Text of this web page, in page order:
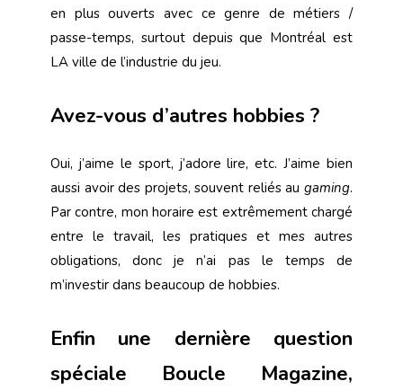
en plus ouverts avec ce genre de métiers /
passe-temps, surtout depuis que Montréal est
LA ville de l’industrie du jeu.
Avez-vous d’autres hobbies ?
Oui, j’aime le sport, j’adore lire, etc. J’aime bien
aussi avoir des projets, souvent reliés au gaming.
Par contre, mon horaire est extrêmement chargé
entre le travail, les pratiques et mes autres
obligations, donc je n’ai pas le temps de
m’investir dans beaucoup de hobbies.
Enfin une dernière question
spéciale Boucle Magazine,